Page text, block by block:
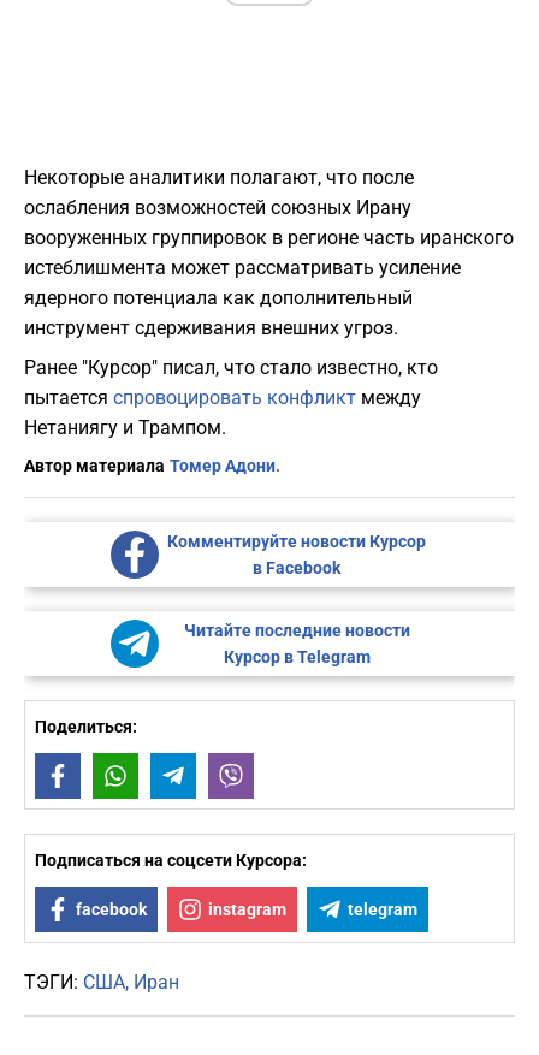
Некоторые аналитики полагают, что после
ослабления возможностей союзных Ирану
вооруженных группировок в регионе часть иранского
истеблишмента может рассматривать усиление
ядерного потенциала как дополнительный
инструмент сдерживания внешних угроз.
Ранее "Курсор" писал, что стало известно, кто
пытается спровоцировать конфликт между
Нетаниягу и Трампом.
Автор материала Томер Адони.
Комментируйте новости Курсор
в Facebook
Читайте последние новости
Курсор в Telegram
Поделиться:
FacebookWhatsAppTelegram
Подписаться на соцсети Курсора:
facebook instagram telegram
ТЭГИ: США Иран